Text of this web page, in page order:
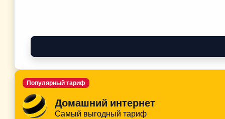
Домашний интернет
Самый выгодный тариф
Популярный тариф